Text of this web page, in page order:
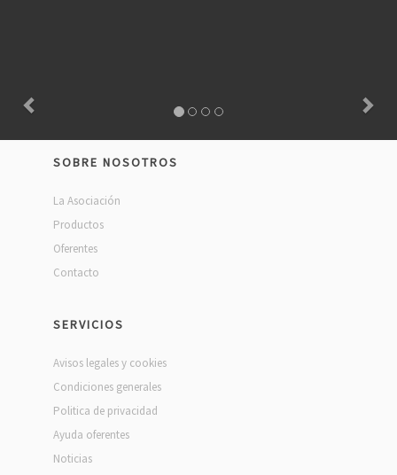
SOBRE NOSOTROS
La Asociación
Productos
Oferentes
Contacto
SERVICIOS
Avisos legales y cookies
Condiciones generales
Politica de privacidad
Ayuda oferentes
Noticias